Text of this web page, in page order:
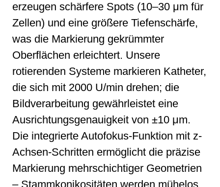
erzeugen schärfere Spots (10–30 μm für
Zellen) und eine größere Tiefenschärfe,
was die Markierung gekrümmter
Oberflächen erleichtert. Unsere
rotierenden Systeme markieren Katheter,
die sich mit 2000 U/min drehen; die
Bildverarbeitung gewährleistet eine
Ausrichtungsgenauigkeit von ±10 μm.
Die integrierte Autofokus-Funktion mit z-
Achsen-Schritten ermöglicht die präzise
Markierung mehrschichtiger Geometrien
– Stammkonikositäten werden mühelos